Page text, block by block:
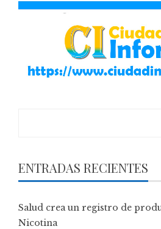
ENTRADAS RECIENTES
Salud crea un registro de
Nicotina